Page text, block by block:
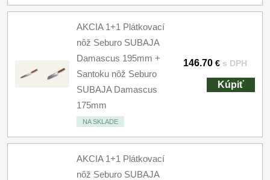
AKCIA 1+1 Plátkovací
nôž Seburo SUBAJA
Damascus 195mm +
Santoku nôž Seburo
SUBAJA Damascus
175mm
NA SKLADE
146.70 € s DPH
Kúpiť
AKCIA 1+1 Plátkovací
nôž Seburo SUBAJA